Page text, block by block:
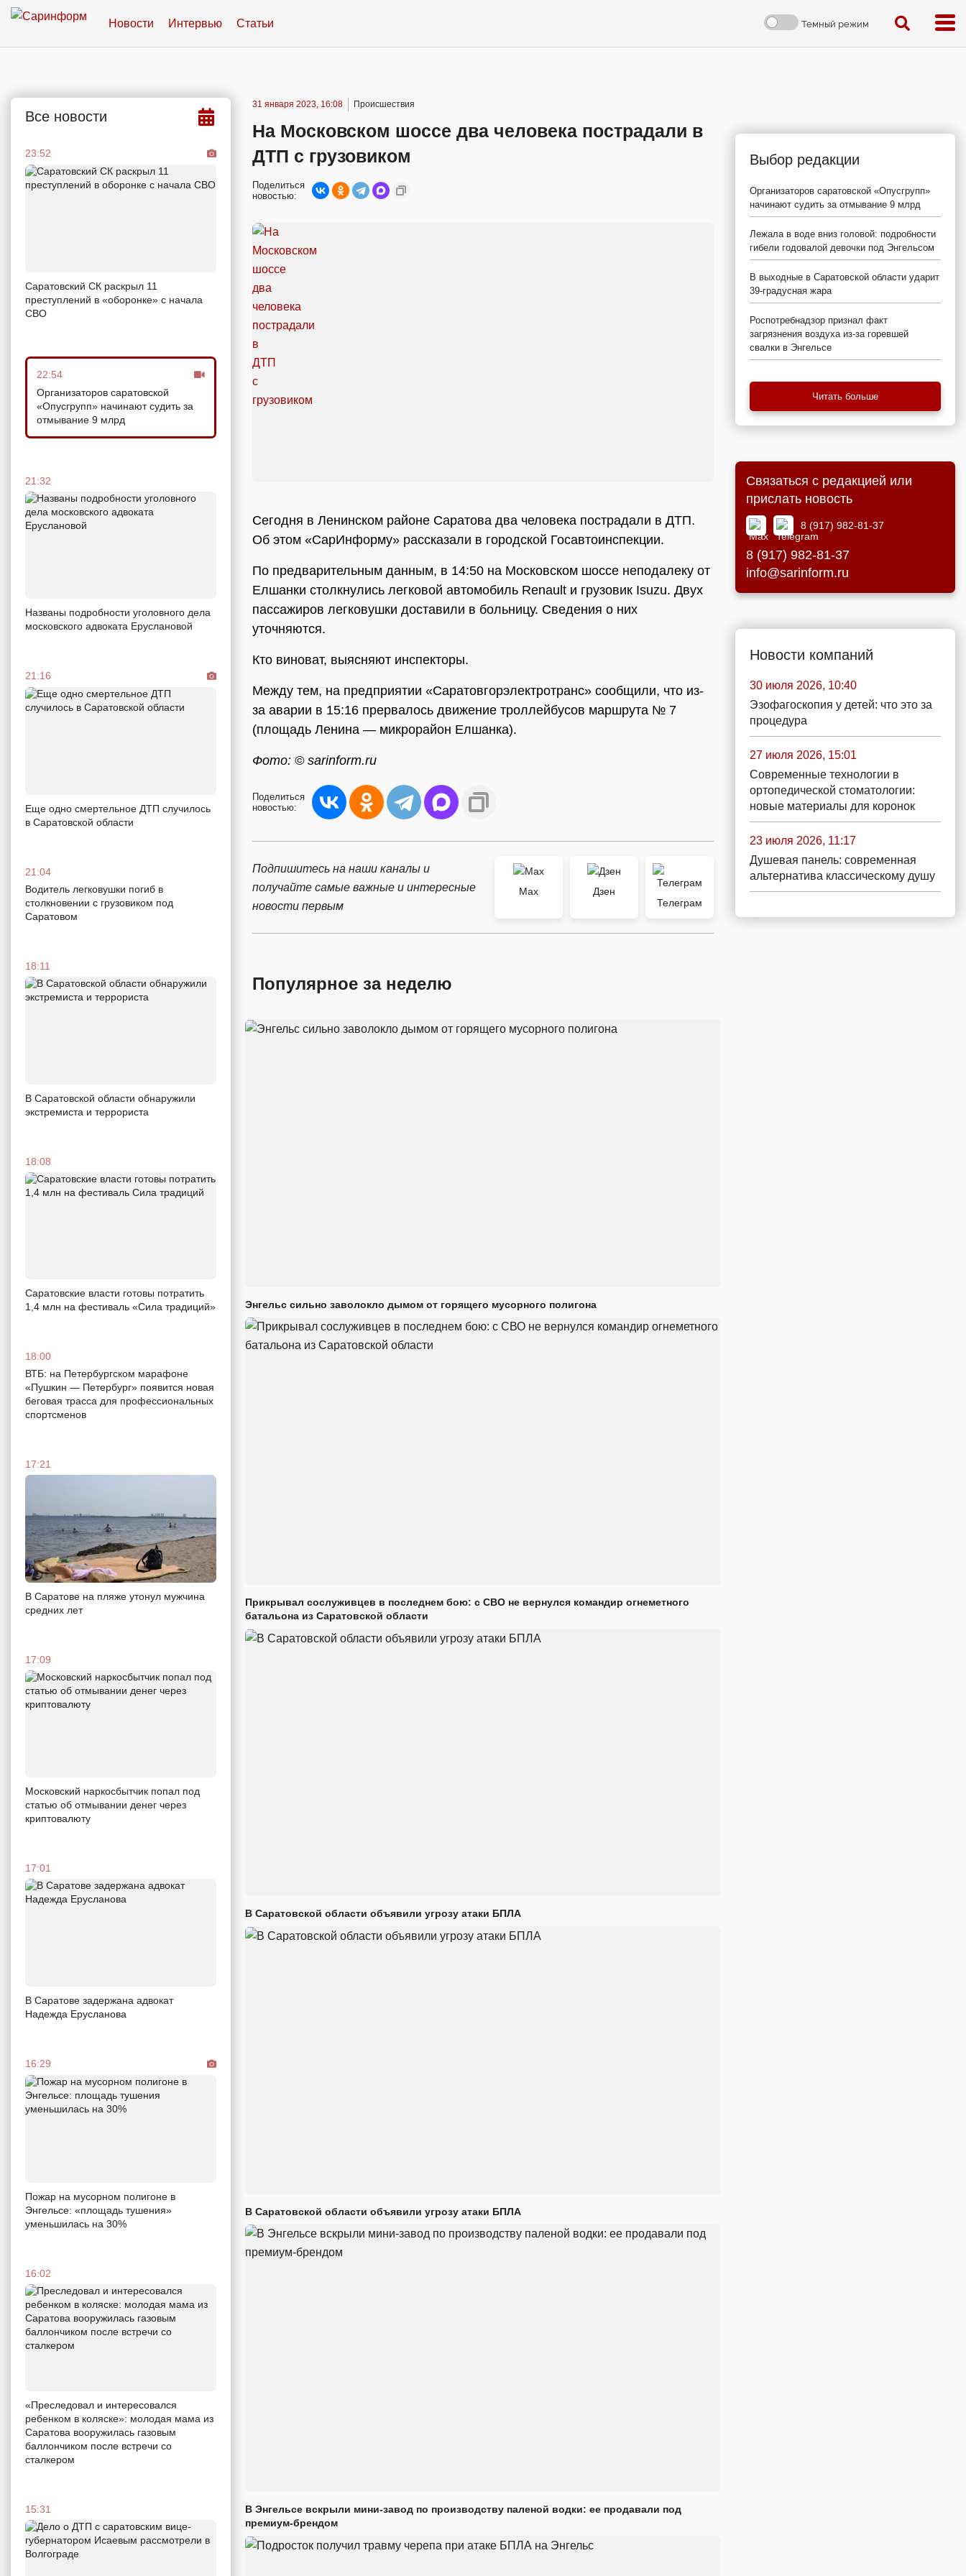
Новости Интервью Статьи Темный режим
Все новости
23:52
Саратовский СК раскрыл 11
преступлений в «оборонке» с начала
СВО
22:54
Организаторов саратовской
«Опусгрупп» начинают судить за
отмывание 9 млрд
21:32
Названы подробности уголовного дела
московского адвоката Еруслановой
21:16
Еще одно смертельное ДТП случилось
в Саратовской области
21:04
Водитель легковушки погиб в
столкновении с грузовиком под
Саратовом
18:11
В Саратовской области обнаружили
экстремиста и террориста
18:08
Саратовские власти готовы потратить
1,4 млн на фестиваль «Сила традиций»
18:00
ВТБ: на Петербургском марафоне
«Пушкин — Петербург» появится новая
беговая трасса для профессиональных
спортсменов
17:21
В Саратове на пляже утонул мужчина
средних лет
17:09
Московский наркосбытчик попал под
статью об отмывании денег через
криптовалюту
17:01
В Саратове задержана адвокат
Надежда Ерусланова
16:29
Пожар на мусорном полигоне в
Энгельсе: «площадь тушения»
уменьшилась на 30%
16:02
«Преследовал и интересовался
ребенком в коляске»: молодая мама из
Саратова вооружилась газовым
баллончиком после встречи со
сталкером
15:31
31 января 2023, 16:08 Происшествия
На Московском шоссе два человека пострадали в
ДТП с грузовиком
Поделиться
новостью:
Сегодня в Ленинском районе Саратова два человека пострадали в ДТП.
Об этом «СарИнформу» рассказали в городской Госавтоинспекции.
По предварительным данным, в 14:50 на Московском шоссе неподалеку от
Елшанки столкнулись легковой автомобиль Renault и грузовик Isuzu. Двух
пассажиров легковушки доставили в больницу. Сведения о них
уточняются.
Кто виноват, выясняют инспекторы.
Между тем, на предприятии «Саратовгорэлектротранс» сообщили, что из-
за аварии в 15:16 прервалось движение троллейбусов маршрута № 7
(площадь Ленина — микрорайон Елшанка).
Фото: © sarinform.ru
Поделиться
новостью:
Подпишитесь на наши каналы и
получайте самые важные и интересные
новости первым
Max
Дзен
Телеграм
Популярное за неделю
Энгельс сильно заволокло дымом от горящего мусорного полигона
Прикрывал сослуживцев в последнем бою: с СВО не вернулся командир огнеметного
батальона из Саратовской области
В Саратовской области объявили угрозу атаки БПЛА
В Саратовской области объявили угрозу атаки БПЛА
В Энгельсе вскрыли мини-завод по производству паленой водки: ее продавали под
премиум-брендом
Выбор редакции
Организаторов саратовской «Опусгрупп»
начинают судить за отмывание 9 млрд
Лежала в воде вниз головой: подробности
гибели годовалой девочки под Энгельсом
В выходные в Саратовской области ударит
39-градусная жара
Роспотребнадзор признал факт
загрязнения воздуха из-за горевшей
свалки в Энгельсе
Читать больше
Связаться с редакцией или
прислать новость
8 (917) 982-81-37
8 (917) 982-81-37
info@sarinform.ru
Новости компаний
30 июля 2026, 10:40
Эзофагоскопия у детей: что это за
процедура
27 июля 2026, 15:01
Современные технологии в
ортопедической стоматологии:
новые материалы для коронок
23 июля 2026, 11:17
Душевая панель: современная
альтернатива классическому душу